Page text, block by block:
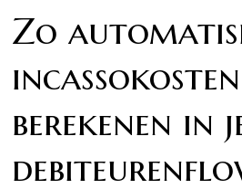
Zo
incassokosten
berekenen in